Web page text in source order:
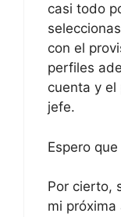
casi todo
con el
perfiles
cuenta y
jefe.
Espero
Por cierto,
mi